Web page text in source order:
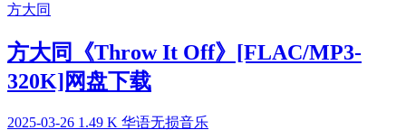
方大同
方大同《Throw It Off》[FLAC/MP3-
320K]网盘下载
2025-03-26 1.49 K 华语无损音乐